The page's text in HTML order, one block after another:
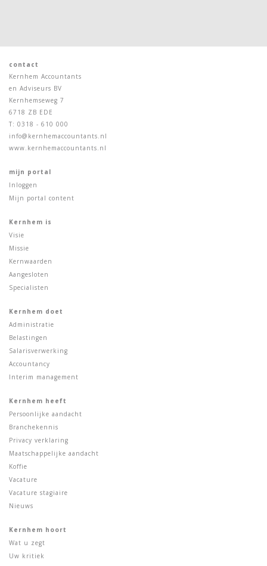
contact
Kernhem Accountants
en Adviseurs BV
Kernhemseweg 7
6718 ZB EDE
T: 0318 - 610 000
info@kernhemaccountants.nl
www.kernhemaccountants.nl
mijn portal
Inloggen
Mijn portal content
Kernhem is
Visie
Missie
Kernwaarden
Aangesloten
Specialisten
Kernhem doet
Administratie
Belastingen
Salarisverwerking
Accountancy
Interim management
Kernhem heeft
Persoonlijke aandacht
Branchekennis
Privacy verklaring
Maatschappelijke aandacht
Koffie
Vacature
Vacature stagiaire
Nieuws
Kernhem hoort
Wat u zegt
Uw kritiek